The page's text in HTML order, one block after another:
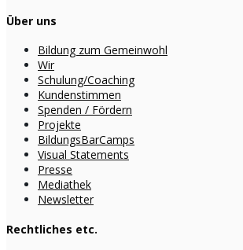
Über uns
Bildung zum Gemeinwohl
Wir
Schulung/Coaching
Kundenstimmen
Spenden / Fördern
Projekte
BildungsBarCamps
Visual Statements
Presse
Mediathek
Newsletter
Rechtliches etc.